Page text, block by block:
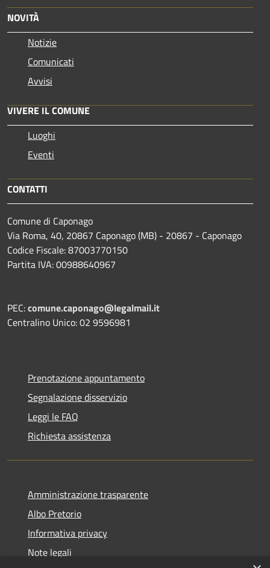
NOVITÀ
Notizie
Comunicati
Avvisi
VIVERE IL COMUNE
Luoghi
Eventi
CONTATTI
Comune di Caponago
Via Roma, 40, 20867 Caponago (MB) - 20867 - Caponago
Codice Fiscale: 87003770150
Partita IVA: 00988640967
PEC:comune.caponago@legalmail.it
Centralino Unico: 02 9596981
Prenotazione appuntamento
Segnalazione disservizio
Leggi le FAQ
Richiesta assistenza
Amministrazione trasparente
Albo Pretorio
Informativa privacy
Note legali